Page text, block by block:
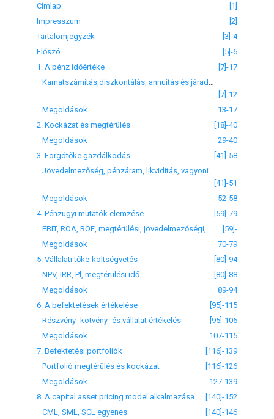
Címlap
[1]
Impresszum
[2]
Tartalomjegyzék
[3]-4
Előszó
[5]-6
1. A pénz időértéke
[7]-17
[7]-12
Megoldások
13-17
2. Kockázat és megtérülés
[18]-40
Megoldások
29-40
3. Forgótőke gazdálkodás
[41]-58
[41]-51
Megoldások
52-58
4. Pénzügyi mutatók elemzése
[59]-79
[59]-
Megoldások
70-79
5. Vállalati tőke-költségvetés
[80]-94
NPV, IRR, Pl, megtérülési idő
[80]-88
Megoldások
89-94
6. A befektetések értékelése
[95]-115
Részvény- kötvény- és vállalat értékelés
[95]-106
Megoldások
107-115
7. Befektetési portfoliók
[116]-139
Portfolió megtérülés és kockázat
[116]-126
Megoldások
127-139
8. A capital asset pricing model alkalmazása
[140]-152
CML, SML, SCL egyenes
[140]-146